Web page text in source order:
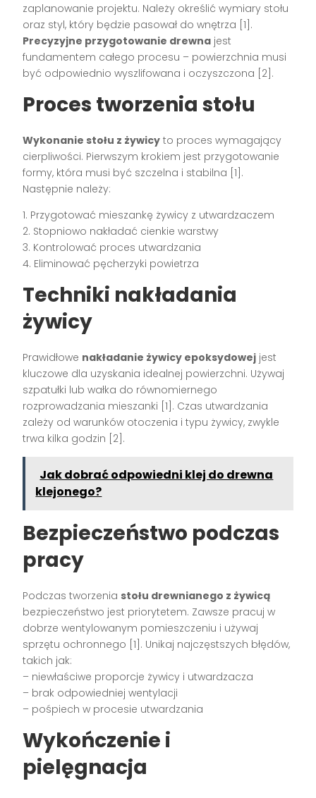
zaplanowanie projektu. Należy określić wymiary stołu
oraz styl, który będzie pasował do wnętrza [1].
Precyzyjne przygotowanie drewna jest
fundamentem całego procesu – powierzchnia musi
być odpowiednio wyszlifowana i oczyszczona [2].
Proces tworzenia stołu
Wykonanie stołu z żywicy to proces wymagający
cierpliwości. Pierwszym krokiem jest przygotowanie
formy, która musi być szczelna i stabilna [1].
Następnie należy:
1. Przygotować mieszankę żywicy z utwardzaczem
2. Stopniowo nakładać cienkie warstwy
3. Kontrolować proces utwardzania
4. Eliminować pęcherzyki powietrza
Techniki nakładania
żywicy
Prawidłowe nakładanie żywicy epoksydowej jest
kluczowe dla uzyskania idealnej powierzchni. Używaj
szpatułki lub wałka do równomiernego
rozprowadzania mieszanki [1]. Czas utwardzania
zależy od warunków otoczenia i typu żywicy, zwykle
trwa kilka godzin [2].
Jak dobrać odpowiedni klej do drewna
klejonego?
Bezpieczeństwo podczas
pracy
Podczas tworzenia stołu drewnianego z żywicą
bezpieczeństwo jest priorytetem. Zawsze pracuj w
dobrze wentylowanym pomieszczeniu i używaj
sprzętu ochronnego [1]. Unikaj najczęstszych błędów,
takich jak:
– niewłaściwe proporcje żywicy i utwardzacza
– brak odpowiedniej wentylacji
– pośpiech w procesie utwardzania
Wykończenie i
pielęgnacja